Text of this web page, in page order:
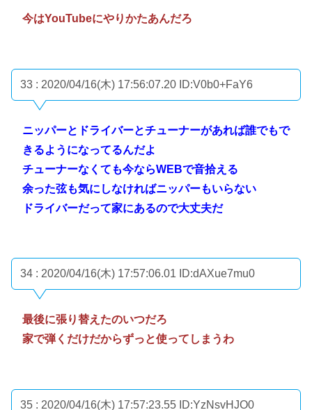
今はYouTubeにやりかたあんだろ
33 : 2020/04/16(木) 17:56:07.20 ID:V0b0+FaY6
ニッパーとドライバーとチューナーがあれば誰でもで
きるようになってるんだよ
チューナーなくても今ならWEBで音拾える
余った弦も気にしなければニッパーもいらない
ドライバーだって家にあるので大丈夫だ
34 : 2020/04/16(木) 17:57:06.01 ID:dAXue7mu0
最後に張り替えたのいつだろ
家で弾くだけだからずっと使ってしまうわ
35 : 2020/04/16(木) 17:57:23.55 ID:YzNsvHJO0